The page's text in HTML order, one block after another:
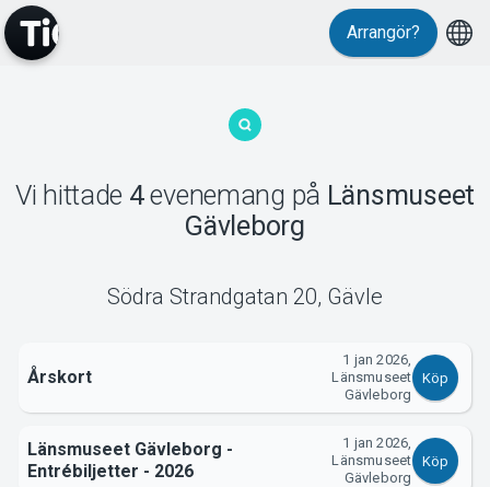
MyTickster
Support
Om Tickster
Arrangör?
Vi hittade 4evenemang på Länsmuseet
Gävleborg
Södra Strandgatan 20, Gävle
Årskort
1 jan 2026,
Länsmuseet
Gävleborg
Köp
Länsmuseet Gävleborg -
Entrébiljetter - 2026
1 jan 2026,
Länsmuseet
Gävleborg
Köp